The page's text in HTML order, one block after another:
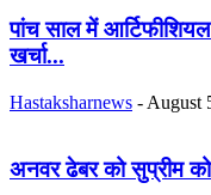
पांच साल में
खर्चा...
Hastaksharnews - August
अनवर ढेबर को सुप्रीम